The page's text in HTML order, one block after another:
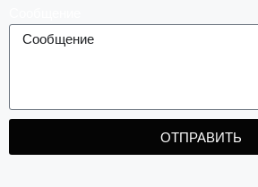
ОТПРАВИТЬ